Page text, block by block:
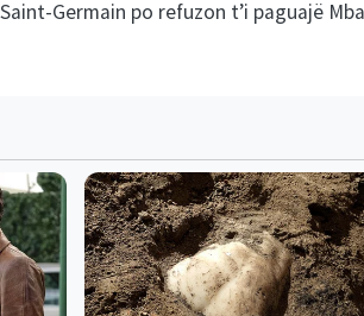
Germain po refuzon t’i paguajë